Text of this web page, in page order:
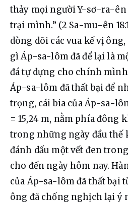
thảy mọi người Y-sơ-ra-ên
trại mình.” (2 Sa-mu-ên
dòng dõi các vua kế vị
gì Áp-sa-lôm đã để lại là
đá tự dựng cho chính mình
Áp-sa-lôm đã thất bại để
trọng, cái bia của Áp-sa-
= 15,24 m, nằm phía đông
trong những ngày đầu thế
đánh dấu một vết đen
cho đến ngày hôm nay.
của Áp-sa-lôm đã thất bại
ông đã chống nghịch lại ý